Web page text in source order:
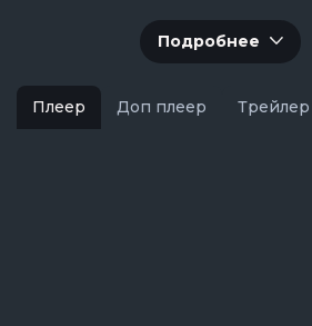
Подробнее
Плеер Доп плеер Трейлер